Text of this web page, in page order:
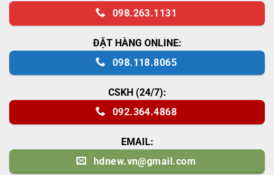
098.263.1131
ĐẶT HÀNG ONLINE:
098.118.8065
CSKH (24/7):
092.364.4868
EMAIL:
hdnew.vn@gmail.com